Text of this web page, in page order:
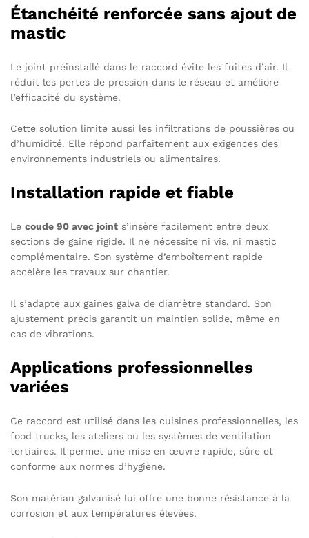
Étanchéité renforcée sans ajout de
mastic
Le joint préinstallé dans le raccord évite les fuites d’air. Il
réduit les pertes de pression dans le réseau et améliore
l’efficacité du système.
Cette solution limite aussi les infiltrations de poussières ou
d’humidité. Elle répond parfaitement aux exigences des
environnements industriels ou alimentaires.
Installation rapide et fiable
Le coude 90 avec joint s’insère facilement entre deux
sections de gaine rigide. Il ne nécessite ni vis, ni mastic
complémentaire. Son système d’emboîtement rapide
accélère les travaux sur chantier.
Il s’adapte aux gaines galva de diamètre standard. Son
ajustement précis garantit un maintien solide, même en
cas de vibrations.
Applications professionnelles
variées
Ce raccord est utilisé dans les cuisines professionnelles, les
food trucks, les ateliers ou les systèmes de ventilation
tertiaires. Il permet une mise en œuvre rapide, sûre et
conforme aux normes d’hygiène.
Son matériau galvanisé lui offre une bonne résistance à la
corrosion et aux températures élevées.